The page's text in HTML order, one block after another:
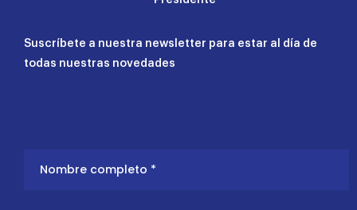
Suscríbete a nuestra newsletter para estar al día de
todas nuestras novedades